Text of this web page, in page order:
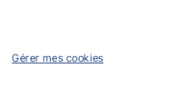
GAN
Gérer mes cookies